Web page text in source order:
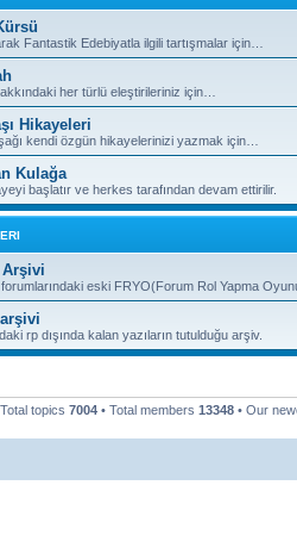
Fantastik Edebiyatla ilgili tartışmalar için…
her türlü eleştirileriniz için…
Hikayeleri
kendi özgün hikayelerinizi yazmak için…
Kulağa
başlatır ve herkes tarafından devam ettirilir.
Arşivi
eski FRYO(Forum Rol Yapma
rp dışında kalan yazıların tutulduğu arşiv.
topics 7004 • Total members 13348 • Our